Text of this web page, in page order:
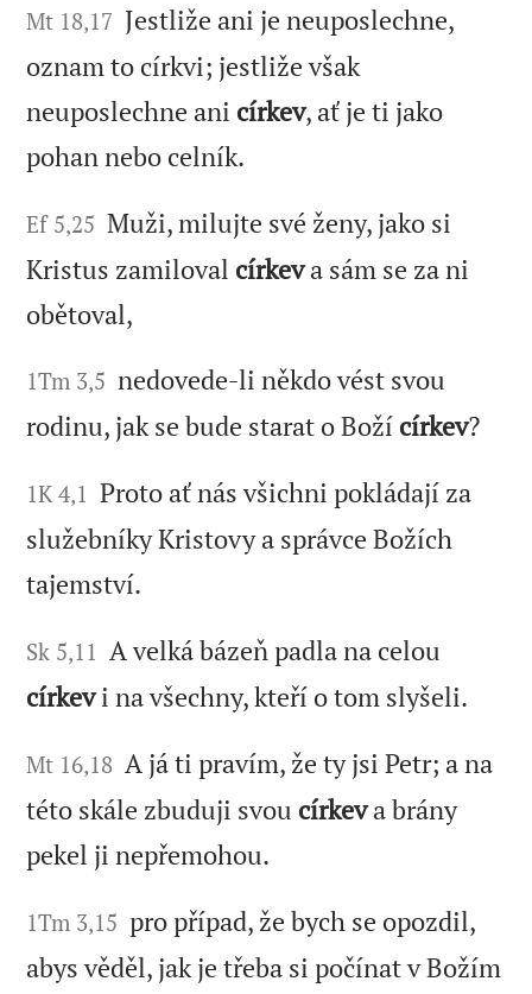
Mt 18,17 Jestliže ani je neuposlechne,
oznam to církvi; jestliže však
neuposlechne ani církev, ať je ti jako
pohan nebo celník.
Ef 5,25 Muži, milujte své ženy, jako si
Kristus zamiloval církeva sám se za ni
obětoval,
1Tm 3,5 nedovede-li někdo vést svou
rodinu, jak se bude starat o Boží církev?
1K 4,1 Proto ať nás všichni pokládají za
služebníky Kristovy a správce Božích
tajemství.
Sk 5,11 A velká bázeň padla na celou
církevi na všechny, kteří o tom slyšeli.
Mt 16,18 A já ti pravím, že ty jsi Petr; a na
této skále zbuduji svou církeva brány
pekel ji nepřemohou.
1Tm 3,15 pro případ, že bych se opozdil,
abys věděl, jak je třeba si počínat v Božím